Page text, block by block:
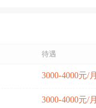
待遇
3000-4000元/月
3000-4000元/月